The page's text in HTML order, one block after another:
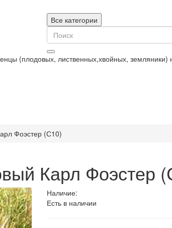
Все категории
(плодовых, лиственных,хвойных,
Фоэстер (С10)
Карл Фоэстер
Наличие:
Есть в наличии